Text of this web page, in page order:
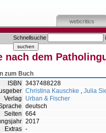
webcritics
Schnellsuche
nach dem
zum Buch
ISBN
3437488228
Christina Kauschke , Julia
Verlag
Urban & Fischer
deutsch
Seiten 664
2017
Extras -